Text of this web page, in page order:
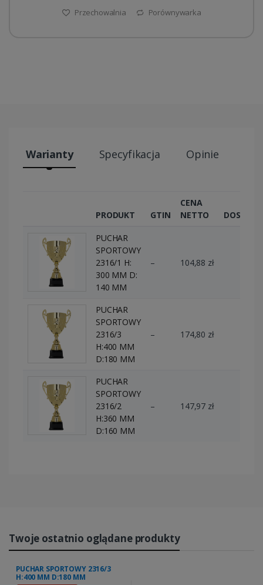
Przechowalnia Porównywarka
Warianty Specyfikacja Opinie
PRODUKT GTIN
CENA
NETTO
PUCHAR
SPORTOWY
2316/1 H:
300 MM D:
140 MM
– 104,88 zł
PUCHAR
SPORTOWY
2316/3
H:400 MM
D:180 MM
– 174,80 zł
PUCHAR
SPORTOWY
2316/2
H:360 MM
D:160 MM
– 147,97 zł
Twoje ostatnio oglądane produkty
PUCHAR SPORTOWY 2316/3
H:400 MM D:180 MM